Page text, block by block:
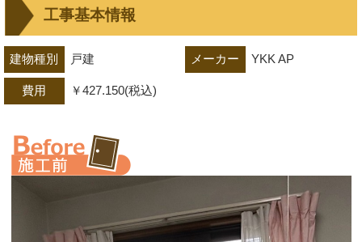
工事基本情報
建物種別 戸建 メーカー YKK AP
費用 ￥427.150(税込)